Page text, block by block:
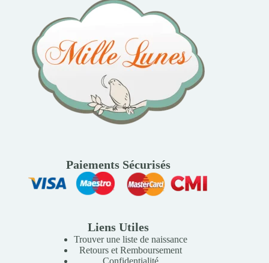
Paiements Sécurisés
Liens Utiles
Trouver une liste de naissance
Retours et Remboursement